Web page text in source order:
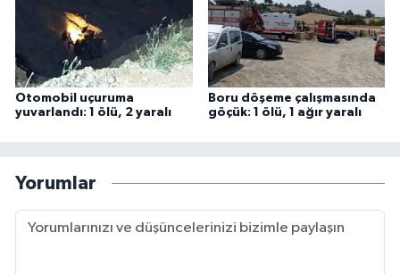
Otomobil uçuruma
yuvarlandı: 1 ölü, 2 yaralı
Boru döşeme çalışmasında
göçük: 1 ölü, 1 ağır yaralı
Yorumlar